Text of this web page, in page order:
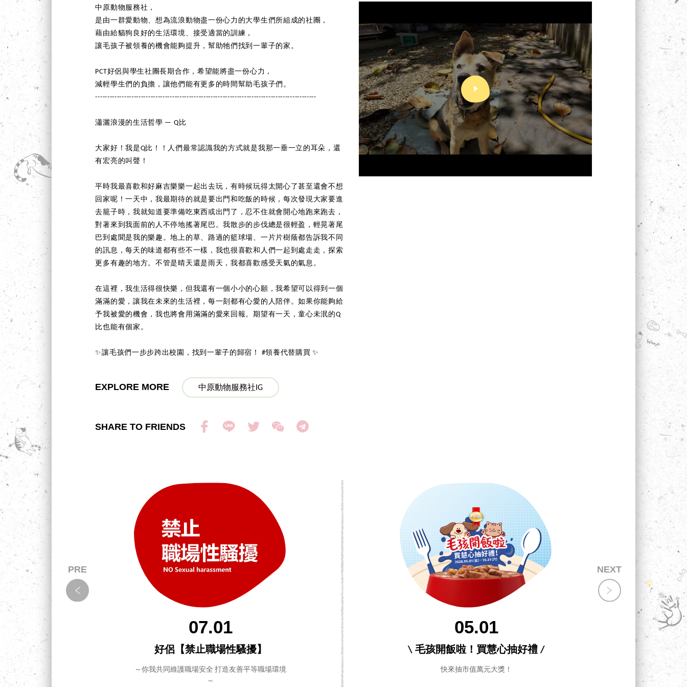
中原動物服務社，
是由一群愛動物、想為流浪動物盡一份心力的大學生們所組成的社團，
藉由給貓狗良好的生活環境、接受適當的訓練，
讓毛孩子被領養的機會能夠提升，幫助牠們找到一輩子的家。
PCT好侶與學生社團長期合作，希望能將盡一份心力，
減輕學生們的負擔，讓他們能有更多的時間幫助毛孩子們。
--------------------------------------------------------------------------------------------
瀟灑浪漫的生活哲學 — Q比
大家好！我是Q比！！人們最常認識我的方式就是我那一垂一立的耳朵，還
有宏亮的叫聲！
平時我最喜歡和好麻吉樂樂一起出去玩，有時候玩得太開心了甚至還會不想
回家呢！一天中，我最期待的就是要出門和吃飯的時候，每次發現大家要進
去籠子時，我就知道要準備吃東西或出門了，忍不住就會開心地跑來跑去，
對著來到我面前的人不停地搖著尾巴。我散步的步伐總是很輕盈，輕晃著尾
巴到處聞是我的樂趣。地上的草、路過的籃球場、一片片樹蔭都告訴我不同
的訊息，每天的味道都有些不一樣，我也很喜歡和人們一起到處走走，探索
更多有趣的地方。不管是晴天還是雨天，我都喜歡感受天氣的氣息。
在這裡，我生活得很快樂，但我還有一個小小的心願，我希望可以得到一個
滿滿的愛，讓我在未來的生活裡，每一刻都有心愛的人陪伴。如果你能夠給
予我被愛的機會，我也將會用滿滿的愛來回報。期望有一天，童心未泯的Q
比也能有個家。
✨讓毛孩們一步步跨出校園，找到一輩子的歸宿！ #領養代替購買 ✨
EXPLORE MORE 中原動物服務社IG
SHARE TO FRIENDS
事情
07.01
好侶【禁止職場性騷擾】
～你我共同維護職場安全 打造友善平等職場環境
～
05.01
\ 毛孩開飯啦！買慧心抽好禮 /
快來抽市值萬元大獎！